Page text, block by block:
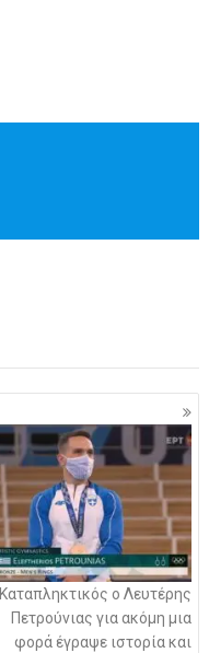
Καταπληκτικός ο Λευτέρης
Πετρούνιας για ακόμη μια
φορά έγραψε ιστορία και